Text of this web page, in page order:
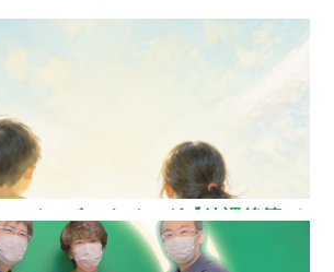
インボーウイング【放課後等デ